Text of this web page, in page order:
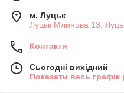
м. Луцьк
Луцьк Млинова 13,
Контакти
Сьогодні вихідний
Показати весь графік